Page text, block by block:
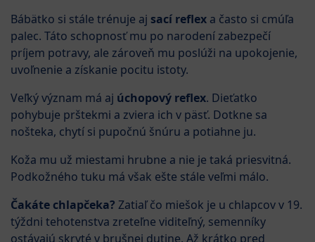
Bábätko si stále trénuje aj sací reflex a často si cmúľa
palec. Táto schopnosť mu po narodení zabezpečí
príjem potravy, ale zároveň mu poslúži na upokojenie,
uvoľnenie a získanie pocitu istoty.
Veľký význam má aj úchopový reflex. Dieťatko
pohybuje prštekmi a zviera ich v päsť. Dotkne sa
nošteka, chytí si pupočnú šnúru a potiahne ju.
Koža mu už miestami hrubne a nie je taká priesvitná.
Podkožného tuku má však ešte stále veľmi málo.
Čakáte chlapčeka? Zatiaľ čo miešok je u chlapcov v 19.
týždni tehotenstva zreteľne viditeľný, semenníky
ostávajú skryté v brušnej dutine. Až krátko pred